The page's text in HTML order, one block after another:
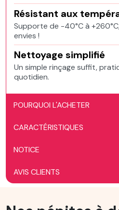
Résistant aux
Supporte de -40°C à
envies !
Nettoyage simplifié
Un simple rinçage suffit,
quotidien.
POURQUOI L'ACHETER
CARACTÉRISTIQUES
NOTICE
AVIS CLIENTS